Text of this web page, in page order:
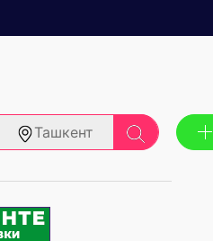
Ташкент